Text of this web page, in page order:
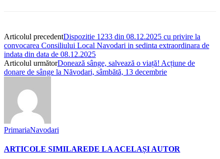
Articolul precedentDispozitie 1233 din 08.12.2025 cu privire la
convocarea Consiliului Local Navodari in sedinta extraordinara de
indata din data de 08.12.2025
Articolul următorDonează sânge, salvează o viață! Acțiune de
donare de sânge la Năvodari, sâmbătă, 13 decembrie
PrimariaNavodari
ARTICOLE SIMILAREDE LA ACELAȘI AUTOR